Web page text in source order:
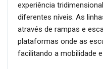
experiência
diferentes níveis. As
através de rampas e
plataformas onde as
facilitando a mobilidade